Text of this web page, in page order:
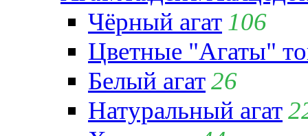
Чёрный агат 106
Цветные "Агаты"
Белый агат26
Натуральный агат